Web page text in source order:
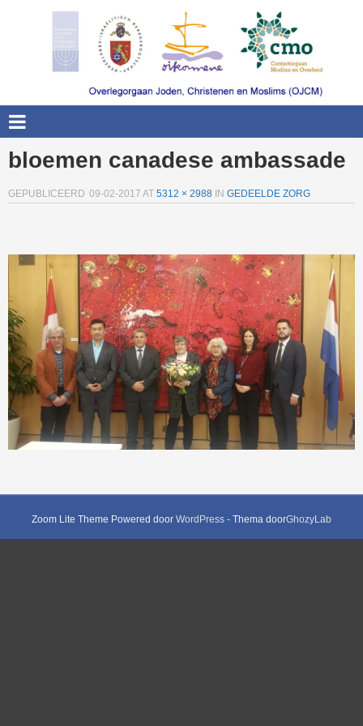
bloemen canadese ambassade
GEPUBLICEERD 09-02-2017 AT 5312 × 2988 IN GEDEELDE ZORG
Zoom Lite Theme Powered door WordPress - Thema doorGhozyLab